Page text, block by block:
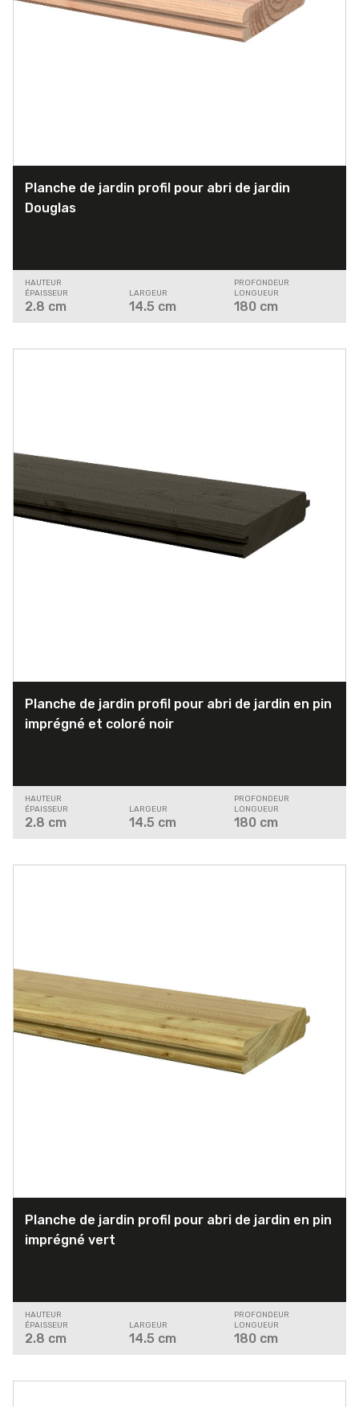
Planche de jardin profil pour abri de jardin
Douglas
HAUTEUR
ÉPAISSEUR
2.8 cm
LARGEUR
14.5 cm
PROFONDEUR
LONGUEUR
180 cm
Planche de jardin profil pour abri de jardin en pin
imprégné et coloré noir
HAUTEUR
ÉPAISSEUR
2.8 cm
LARGEUR
14.5 cm
PROFONDEUR
LONGUEUR
180 cm
Planche de jardin profil pour abri de jardin en pin
imprégné vert
HAUTEUR
ÉPAISSEUR
2.8 cm
LARGEUR
14.5 cm
PROFONDEUR
LONGUEUR
180 cm